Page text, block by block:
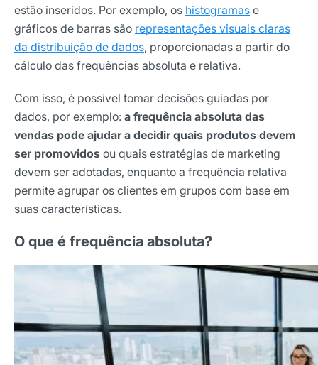
estão inseridos. Por exemplo, os histogramas e
gráficos de barras são representações visuais claras
da distribuição de dados, proporcionadas a partir do
cálculo das frequências absoluta e relativa.
Com isso, é possível tomar decisões guiadas por
dados, por exemplo: a frequência absoluta das
vendas pode ajudar a decidir quais produtos devem
ser promovidos ou quais estratégias de marketing
devem ser adotadas, enquanto a frequência relativa
permite agrupar os clientes em grupos com base em
suas características.
O que é frequência absoluta?